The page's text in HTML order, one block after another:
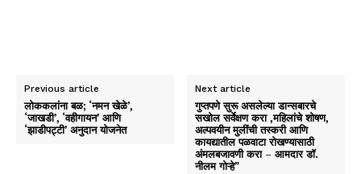
Previous article
लोककलांना बळ; ‘नमन खेळे’,
‘जाखडी’, ‘वहीगायन’ आणि
‘झाडीपट्टी’ अनुदान योजनेत
Next article
गुप्तपणे सुरू असलेल्या डान्सबारचे
सखोल सर्वेक्षण करा ,महिलांचे शोषण,
अल्पवयीन मुलींची तस्करी आणि
कायद्यातील पळवाटा रोखण्यासाठी
अंमलबजावणी करा – आमदार डॉ.
नीलम गोऱ्हे”